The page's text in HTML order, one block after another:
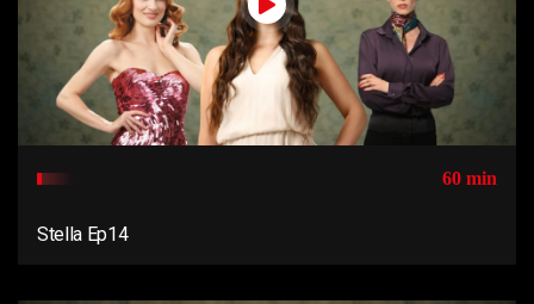
60 min
Stella Ep14